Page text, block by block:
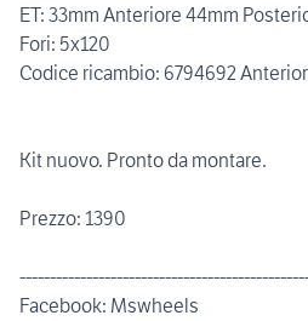
ET: 33mm Anteriore 44mm
Fori: 5x120
Codice ricambio: 6794692
Kit nuovo. Pronto da montare.
Prezzo: 1390
Facebook: Mswheels